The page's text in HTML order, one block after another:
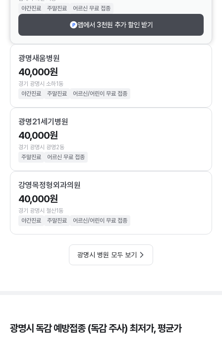
야간진료
주말진료 어르신 무료 접종
앱에서 3천원 추가 할인 받기
광명새움병원
40,000원
경기 광명시 소하1동
야간진료
주말진료 어르신/어린이 무료 접종
광명21세기병원
40,000원
경기 광명시 광명2동
주말진료
어르신 무료 접종
강영목정형외과의원
40,000원
경기 광명시 철산1동
야간진료
주말진료 어르신/어린이 무료 접종
광명시 병원 모두 보기
광명시 독감 예방접종 (독감 주사) 최저가, 평균가